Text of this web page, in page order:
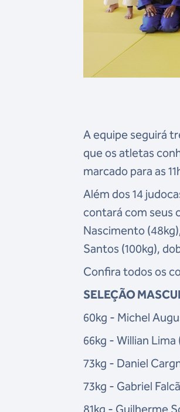
A equipe seguirá
que os atletas
marcado para as
Além dos 14
contará com seus
Nascimento
Santos (100kg),
Confira todos os
SELEÇÃO
60kg - Michel
66kg - Willian
73kg - Daniel
73kg - Gabriel
81kg - Guilherme